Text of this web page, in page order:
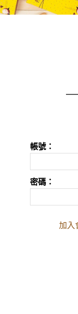
帳號：
密碼：
加入